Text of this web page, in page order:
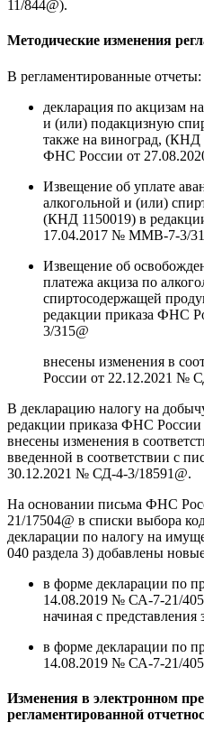
11/844@).
Методические изменения
В регламентированные отчеты:
декларация по акцизам
и (или) подакцизную
также на виноград, (КНД
ФНС России от
Извещение об уплате
алкогольной и (или)
(КНД 1150019) в
17.04.2017 № ММВ-7-3/
Извещение об
платежа акциза по
спиртосодержащей
редакции приказа ФНС
3/315@
внесены изменения в
России от 22.12.2021 №
В декларацию налогу на
редакции приказа ФНС
внесены изменения в
введенной в соответствии с
30.12.2021 № СД-4-3/18591@.
На основании письма ФНС
21/17504@ в списки выбора
декларации по налогу на
040 раздела 3) добавлены
в форме декларации по
14.08.2019 № СА-7-21/
начиная с представления
в форме декларации по
14.08.2019 № СА-7-21/
Изменения в электронном
регламентированной